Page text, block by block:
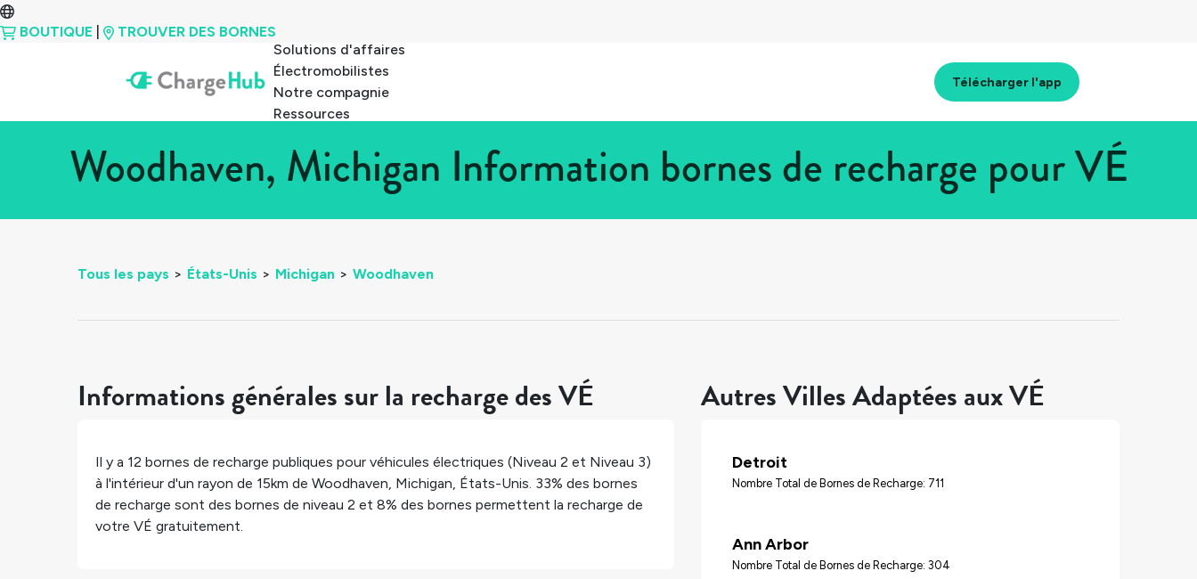
BOUTIQUE
TROUVER DES BORNES
Solutions d'affaires
Électromobilistes
Notre compagnie
Ressources
Télécharger l'app
Woodhaven, Michigan Information bornes de recharge pour VÉ
Tous les pays > États-Unis > Michigan > Woodhaven
Informations générales sur la recharge des VÉ
Il y a 12 bornes de recharge publiques pour véhicules électriques (Niveau 2 et Niveau 3)
à l'intérieur d'un rayon de 15km de Woodhaven, Michigan, États-Unis. 33% des bornes
de recharge sont des bornes de niveau 2 et 8% des bornes permettent la recharge de
votre VÉ gratuitement.
Autres Villes Adaptées aux VÉ
Detroit
Nombre Total de Bornes de Recharge: 711
Ann Arbor
Nombre Total de Bornes de Recharge: 304